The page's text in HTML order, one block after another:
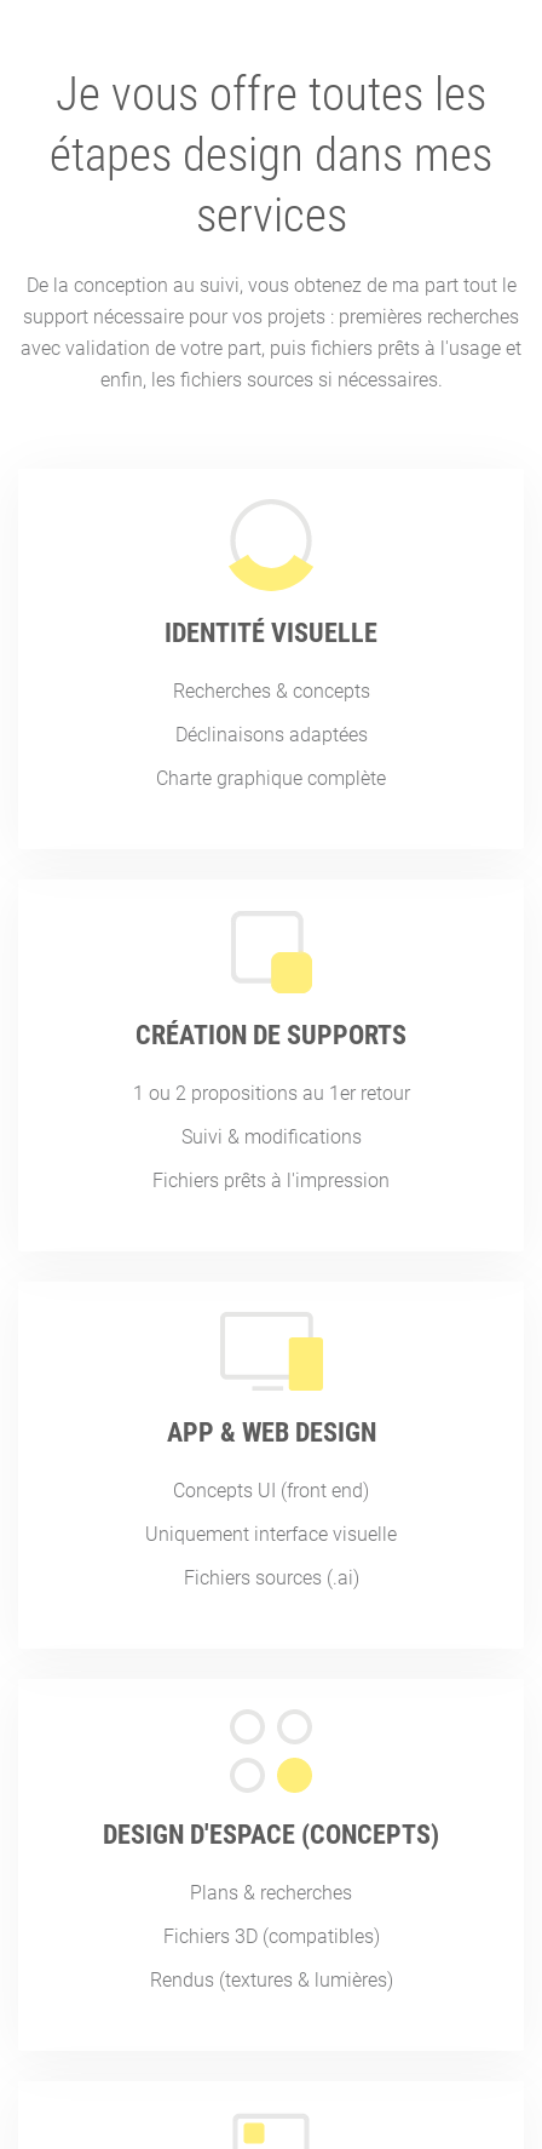
Je vous offre toutes les
étapes design dans mes
services
De la conception au suivi, vous obtenez de ma part tout le
support nécessaire pour vos projets : premières recherches
avec validation de votre part, puis fichiers prêts à l'usage et
enfin, les fichiers sources si nécessaires.
IDENTITÉ VISUELLE
Recherches & concepts
Déclinaisons adaptées
Charte graphique complète
CRÉATION DE SUPPORTS
1 ou 2 propositions au 1er retour
Suivi & modifications
Fichiers prêts à l'impression
APP & WEB DESIGN
Concepts UI (front end)
Uniquement interface visuelle
Fichiers sources (.ai)
DESIGN D'ESPACE (CONCEPTS)
Plans & recherches
Fichiers 3D (compatibles)
Rendus (textures & lumières)